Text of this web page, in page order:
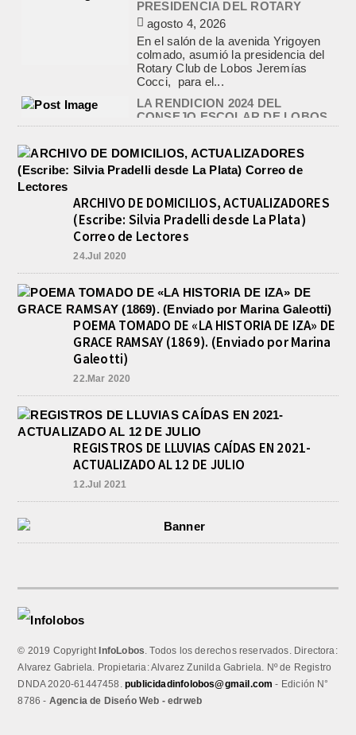
PRESIDENCIA DEL ROTARY
agosto 4, 2026
En el salón de la avenida Yrigoyen
colmado, asumió la presidencia del
Rotary Club de Lobos Jeremías
Cocci, para el...
LA RENDICION 2024 DEL
CONSEJO ESCOLAR DE LOBOS
APROBADA POR EL TRIBUNAL
agosto 3, 2026
El Tribunal de Cuentas de la Provincia
la rendición de cuentas
correspondiente al Ejercicio 2024,...
PRE-FEDERAL MASCULINO DE
agosto 6, 2026
Por el torneo Pre-federal de Básquet,
el equipo de Cadetes de Athletic, logró
un resonante triunfo ante Morón, y
ARCHIVO DE DOMICILIOS, ACTUALIZADORES
(Escribe: Silvia Pradelli desde La Plata)
Correo de Lectores
24.Jul 2020
POEMA TOMADO DE «LA HISTORIA DE IZA» DE
GRACE RAMSAY (1869). (Enviado por Marina
Galeotti)
22.Mar 2020
REGISTROS DE LLUVIAS CAÍDAS EN 2021-
ACTUALIZADO AL 12 DE JULIO
12.Jul 2021
© 2019 CopyrightInfoLobos . Todos los derechos reservados. Directora:
Alvarez Gabriela. Propietaria: Alvarez Zunilda Gabriela. Nº de Registro
DNDA 2020-61447458.publicidadinfolobos@gmail.com - Edición N°
8786 - Agencia de Diseńo Web - edrweb